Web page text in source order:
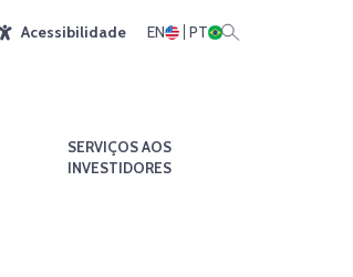
Acessibilidade EN PT
SERVIÇOS AOS
INVESTIDORES